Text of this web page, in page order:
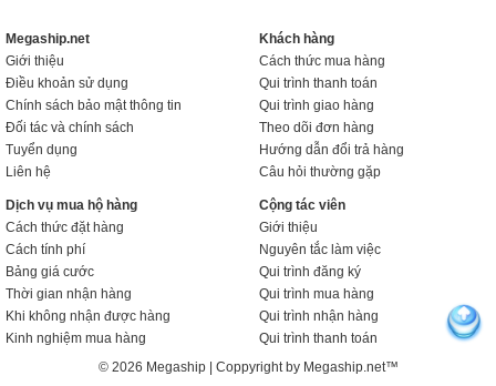
Megaship.net
Giới thiệu
Điều khoản sử dụng
Chính sách bảo mật thông tin
Đối tác và chính sách
Tuyển dụng
Liên hệ
Khách hàng
Cách thức mua hàng
Qui trình thanh toán
Qui trình giao hàng
Theo dõi đơn hàng
Hướng dẫn đổi trả hàng
Câu hỏi thường gặp
Dịch vụ mua hộ hàng
Cách thức đặt hàng
Cách tính phí
Bảng giá cước
Thời gian nhận hàng
Khi không nhận được hàng
Kinh nghiệm mua hàng
Cộng tác viên
Giới thiệu
Nguyên tắc làm việc
Qui trình đăng ký
Qui trình mua hàng
Qui trình nhận hàng
Qui trình thanh toán
© 2026 Megaship | Coppyright by Megaship.net™